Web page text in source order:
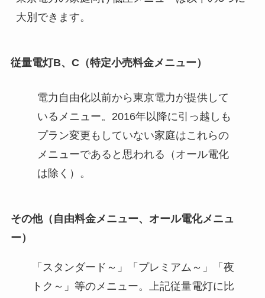
大別できます。
従量電灯B、C（特定小売料金メニュー）
電力自由化以前から東京電力が提供して
いるメニュー。2016年以降に引っ越しも
プラン変更もしていない家庭はこれらの
メニューであると思われる（オール電化
は除く）。
その他（自由料金メニュー、オール電化メニュ
ー）
「スタンダード～」「プレミアム～」「夜
トク～」等のメニュー。上記従量電灯に比